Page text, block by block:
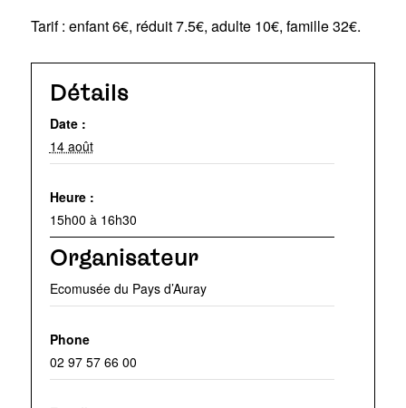
Tarif : enfant 6€, réduit 7.5€, adulte 10€, famille 32€.
Détails
Date :
14 août
Heure :
15h00 à 16h30
Organisateur
Ecomusée du Pays d’Auray
Phone
02 97 57 66 00